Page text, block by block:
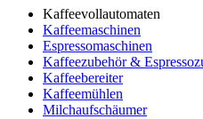
Kaffeevollautomaten
Kaffeemaschinen
Espressomaschinen
Kaffeezubehör &
Kaffeebereiter
Kaffeemühlen
Milchaufschäumer